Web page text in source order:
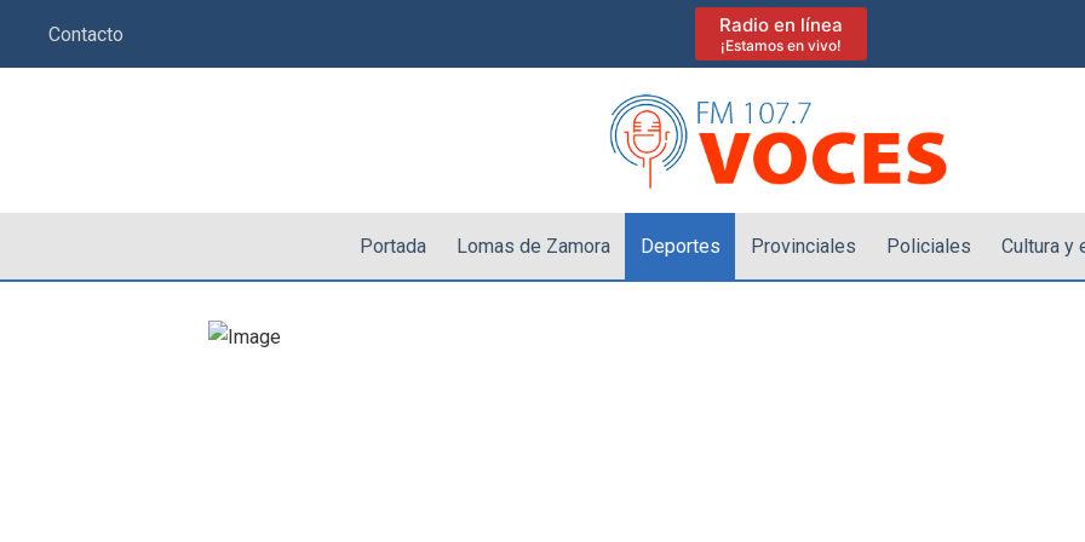
Contacto Radio en línea
¡Estamos en vivo!
Portada Lomas de Zamora Deportes Provinciales Policiales Cultura y